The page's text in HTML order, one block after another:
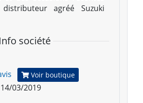
agréé Suzuki
Info société
Voir boutique
03/2019